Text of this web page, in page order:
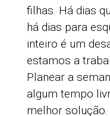
filhas. Há dias
há dias para
inteiro é um
estamos a
Planear a
algum tempo
melhor solução.